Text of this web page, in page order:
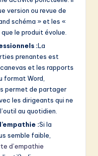
version ou revue de
schéma » et les «
le produit évolue.
:La
prenantes est
et les rapports
format Word,
permet de partager
les dirigeants qui ne
au quotidien.
:Si la
semble faible,
d’empathie